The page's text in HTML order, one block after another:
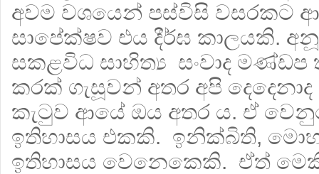
අවම වශයෙන් පස්විසි වසරකට
සාපේක්ෂව එය දීර්ඝ කාලයකි.
සකළවිධ සාහිත්‍ය සංවාද
කරක් ගැසූවන් අතර අපි
කැටුව ආයේ ඔය අතර ය. ඒ
ඉතිහාසය එකකි. ඉනික්බිති,
ඉතිහාසය වෙනෙකෙකි. ඒත්